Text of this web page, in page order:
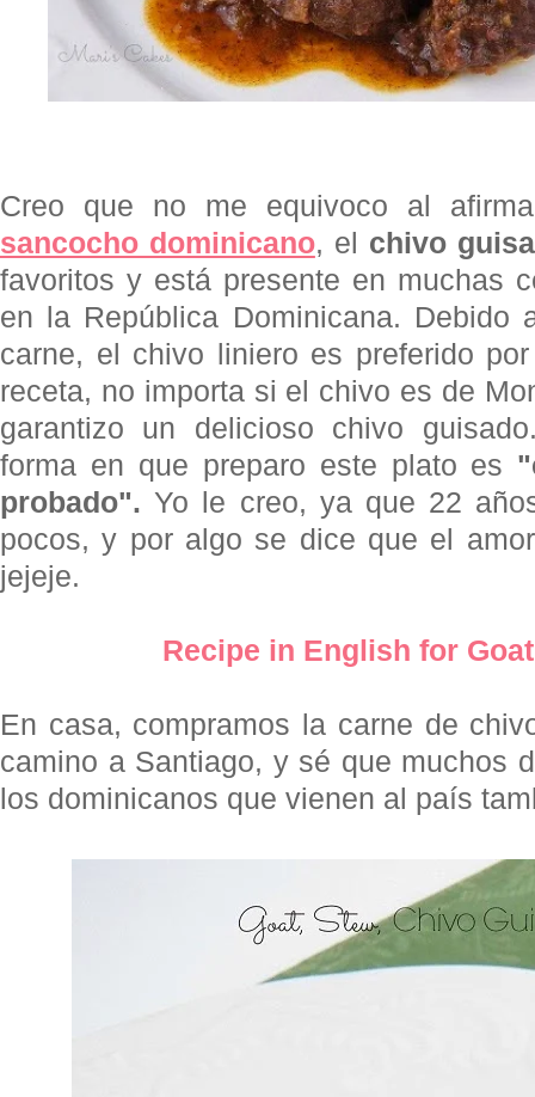
Creo que no me equivoco al
sancocho dominicano, el chivo
favoritos y está presente en muchas
en la República Dominicana. Debido
carne, el chivo liniero es preferido
receta, no importa si el chivo es de
garantizo un delicioso chivo
forma en que preparo este plato es
probado". Yo le creo, ya que 22
pocos, y por algo se dice que el
jejeje.
Recipe in English for
En casa, compramos la carne de
camino a Santiago, y sé que muchos
los dominicanos que vienen al país